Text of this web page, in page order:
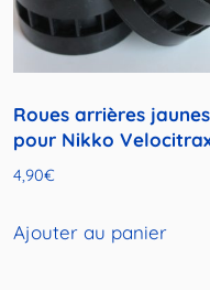
Roues arrières jaunes
pour Nikko
4,90€
Ajouter au panier